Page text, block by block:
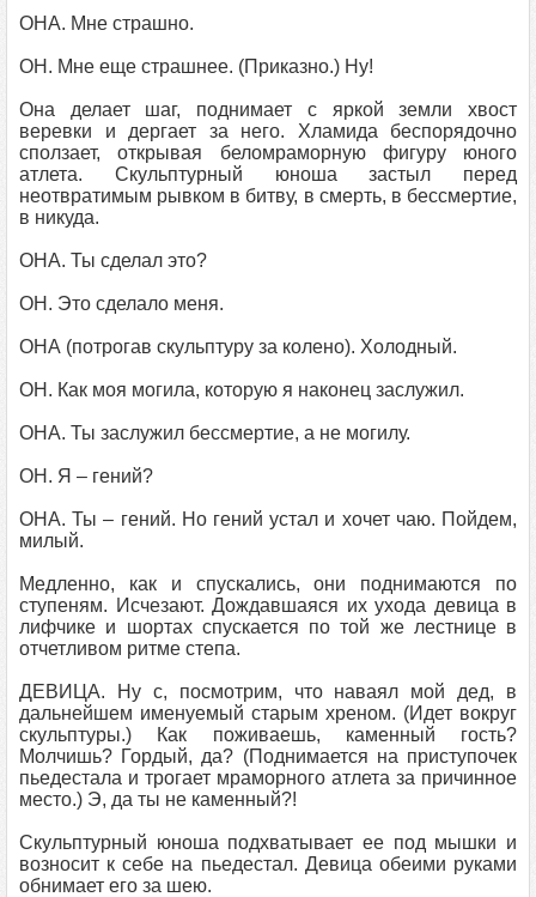
ОНА. Мне страшно.
ОН. Мне еще страшнее. (Приказно.) Ну!
Она делает шаг, поднимает с яркой земли хвост
веревки и дергает за него. Хламида беспорядочно
сползает, открывая беломраморную фигуру юного
атлета. Скульптурный юноша застыл перед
неотвратимым рывком в битву, в смерть, в бессмертие,
в никуда.
ОНА. Ты сделал это?
ОН. Это сделало меня.
ОНА (потрогав скульптуру за колено). Холодный.
ОН. Как моя могила, которую я наконец заслужил.
ОНА. Ты заслужил бессмертие, а не могилу.
ОН. Я – гений?
ОНА. Ты – гений. Но гений устал и хочет чаю. Пойдем,
милый.
Медленно, как и спускались, они поднимаются по
ступеням. Исчезают. Дождавшаяся их ухода девица в
лифчике и шортах спускается по той же лестнице в
отчетливом ритме степа.
ДЕВИЦА. Ну с, посмотрим, что наваял мой дед, в
дальнейшем именуемый старым хреном. (Идет вокруг
скульптуры.) Как поживаешь, каменный гость?
Молчишь? Гордый, да? (Поднимается на приступочек
пьедестала и трогает мраморного атлета за причинное
место.) Э, да ты не каменный?!
Скульптурный юноша подхватывает ее под мышки и
возносит к себе на пьедестал. Девица обеими руками
обнимает его за шею.